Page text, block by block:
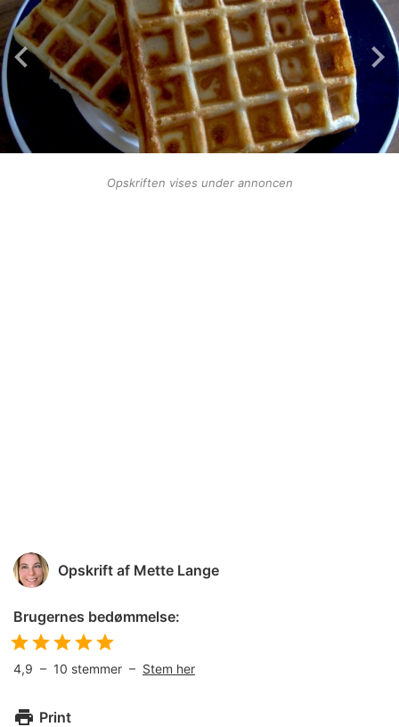
Opskriften vises under annoncen
Opskrift af Mette Lange
Brugernes bedømmelse:
4,9 – 10 stemmer – Stem her
Print